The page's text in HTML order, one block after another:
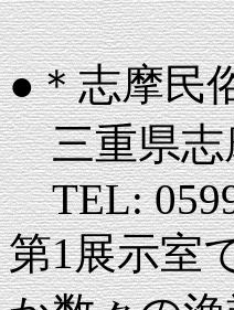
●＊志摩民
三重県志
TEL:
第1展示室